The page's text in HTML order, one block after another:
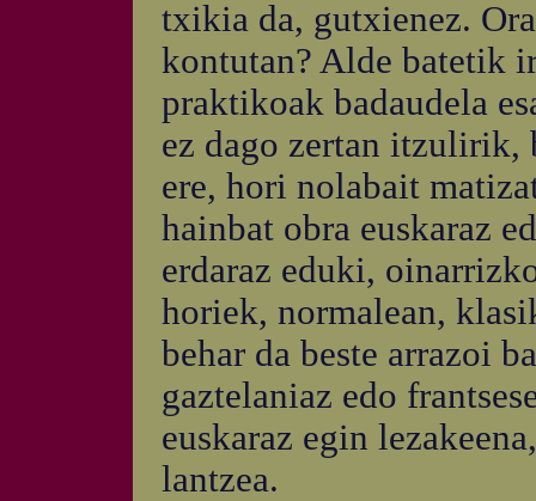
txikia da, gutxienez.
kontutan? Alde batetik
praktikoak badaudela
ez dago zertan itzulirik,
ere, hori nolabait
hainbat obra euskaraz
erdaraz eduki,
horiek, normalean,
behar da beste arrazoi
gaztelaniaz edo
euskaraz egin
lantzea.